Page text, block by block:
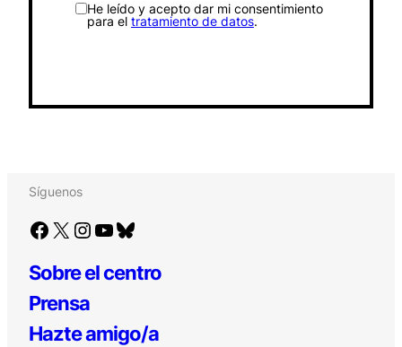
He leído y acepto dar mi consentimiento
para el tratamiento de datos.
Síguenos
Facebook X Instagram YouTube Bluesky
Sobre el centro
Prensa
Hazte amigo/a